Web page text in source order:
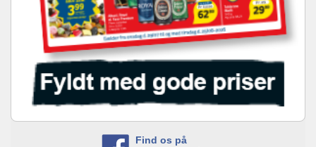
Find os på